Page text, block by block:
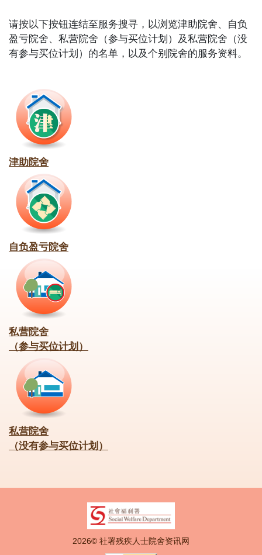
请按以下按钮连结至服务搜寻，以浏览津助院舍、自负
盈亏院舍、私营院舍（参与买位计划）及私营院舍（没
有参与买位计划）的名单，以及个别院舍的服务资料。
津助院舍
自负盈亏院舍
私营院舍
（参与买位计划）
私营院舍
（没有参与买位计划）
2026© 社署残疾人士院舍资讯网